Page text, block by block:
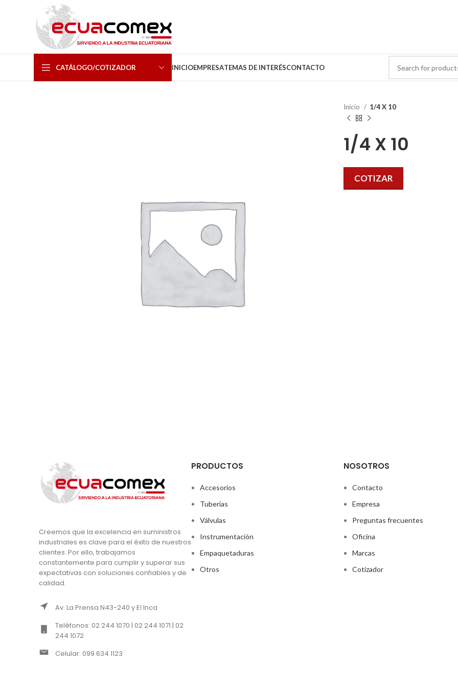
CATÁLOGO/COTIZADOR INICIOEMPRESATEMAS DE INTERÉSCONTACTO
Inicio 1/4 X 10
1/4 X 10
COTIZAR
Creemos que la excelencia en suministros
industriales es clave para el éxito de nuestros
clientes. Por ello, trabajamos
constantemente para cumplir y superar sus
expectativas con soluciones confiables y de
calidad.
Av. La Prensa N43-240 y El Inca
Teléfonos: 02 244 1070 | 02 244 1071 | 02
244 1072
Celular: 099 634 1123
PRODUCTOS
Accesorios
Tuberías
Válvulas
Instrumentación
Empaquetaduras
Otros
NOSOTROS
Contacto
Empresa
Preguntas frecuentes
Oficina
Marcas
Cotizador